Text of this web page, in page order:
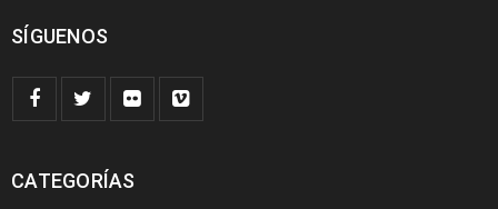
SÍGUENOS
CATEGORÍAS